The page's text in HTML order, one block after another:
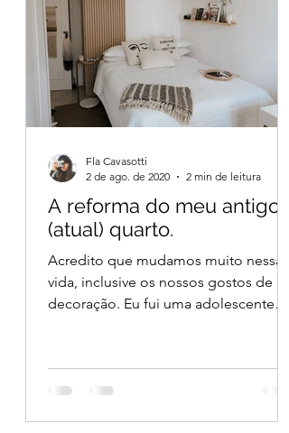
A reforma do meu antigo
(atual) quarto.
Acredito que mudamos muito nessa
vida, inclusive os nossos gostos de
decoração. Eu fui uma adolescente
Fla Cavasotti
2 de ago. de 2020
2 min de leitura